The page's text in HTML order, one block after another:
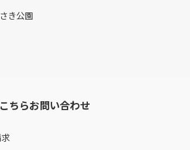
き公園
ちらお問い合わせ